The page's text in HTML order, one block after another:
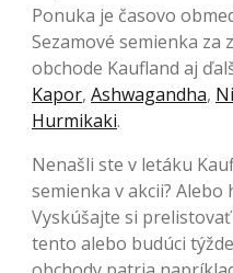
Ponuka je časovo
Sezamové semienka za
obchode Kaufland aj
Kapor, Ashwagandha,
Hurmikaki.
Nenašli ste v letáku
semienka v akcii? Alebo
Vyskúšajte si
tento alebo budúci